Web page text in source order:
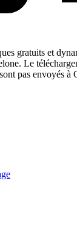
gratuits et
Le
pas envoyés à